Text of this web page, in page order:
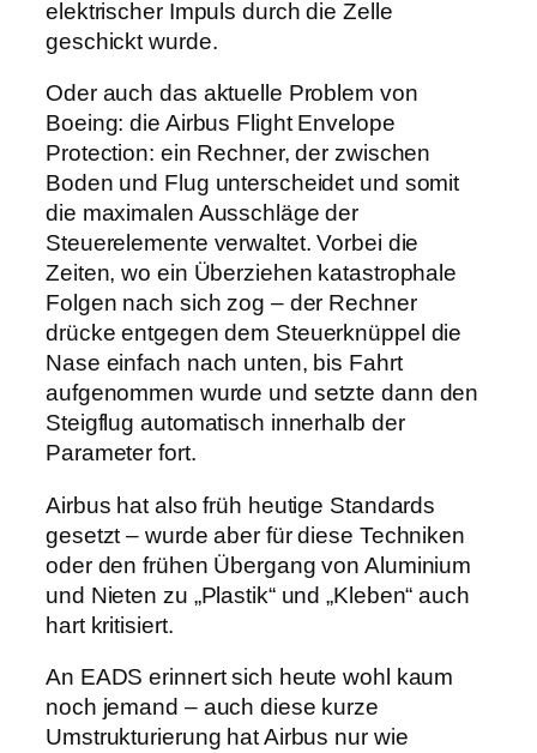
elektrischer Impuls durch die Zelle
geschickt wurde.
Oder auch das aktuelle Problem von
Boeing: die Airbus Flight Envelope
Protection: ein Rechner, der zwischen
Boden und Flug unterscheidet und somit
die maximalen Ausschläge der
Steuerelemente verwaltet. Vorbei die
Zeiten, wo ein Überziehen katastrophale
Folgen nach sich zog – der Rechner
drücke entgegen dem Steuerknüppel die
Nase einfach nach unten, bis Fahrt
aufgenommen wurde und setzte dann den
Steigflug automatisch innerhalb der
Parameter fort.
Airbus hat also früh heutige Standards
gesetzt – wurde aber für diese Techniken
oder den frühen Übergang von Aluminium
und Nieten zu „Plastik“ und „Kleben“ auch
hart kritisiert.
An EADS erinnert sich heute wohl kaum
noch jemand – auch diese kurze
Umstrukturierung hat Airbus nur wie